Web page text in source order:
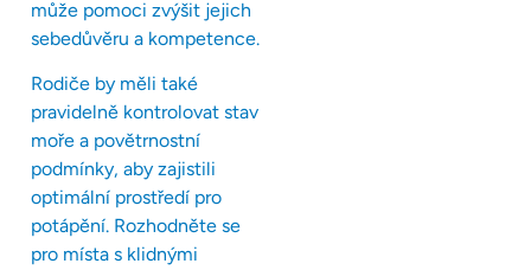
může pomoci zvýšit jejich
sebedůvěru a kompetence.
Rodiče by měli také
pravidelně kontrolovat stav
moře a povětrnostní
podmínky, aby zajistili
optimální prostředí pro
potápění. Rozhodněte se
pro místa s klidnými